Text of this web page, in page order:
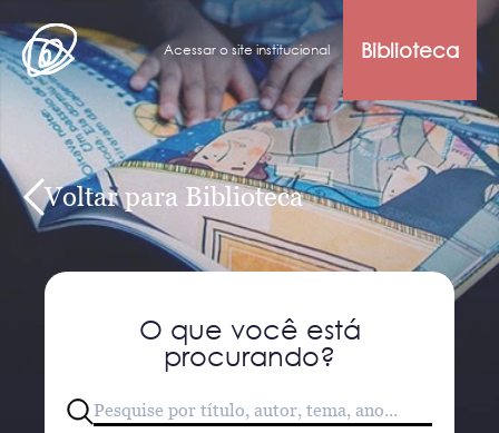
Acessar o site institucional Biblioteca
Voltar para Biblioteca
O que você está
procurando?